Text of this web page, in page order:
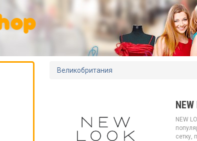
Великобритания
NEW
NEW
сетку,